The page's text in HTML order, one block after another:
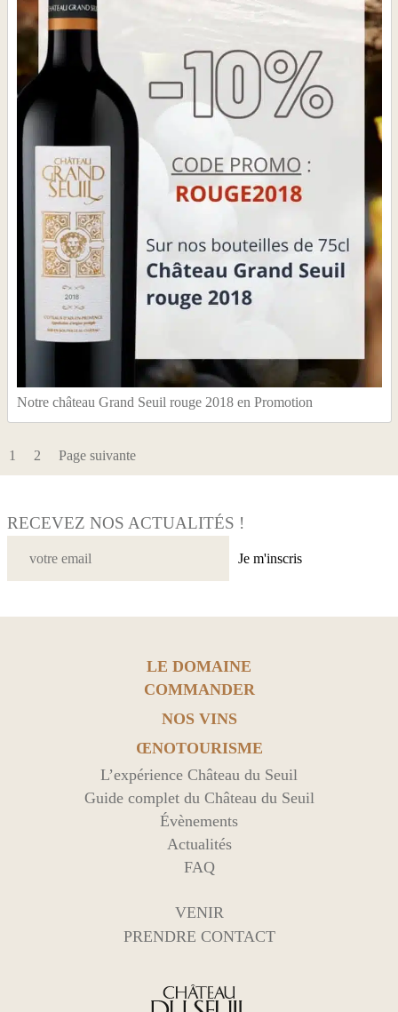
Notre château Grand Seuil rouge 2018 en Promotion
1 2 Page suivante
RECEVEZ NOS ACTUALITÉS !
Je m'inscris
LE DOMAINE
COMMANDER
NOS VINS
ŒNOTOURISME
L’expérience Château du Seuil
Guide complet du Château du Seuil
Évènements
Actualités
FAQ
VENIR
PRENDRE CONTACT